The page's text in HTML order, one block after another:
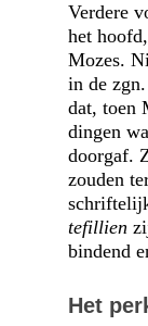
Verdere
het
Mozes.
in de
dat, toen
dingen
doorgaf.
zouden
tefillien
bindend
Het